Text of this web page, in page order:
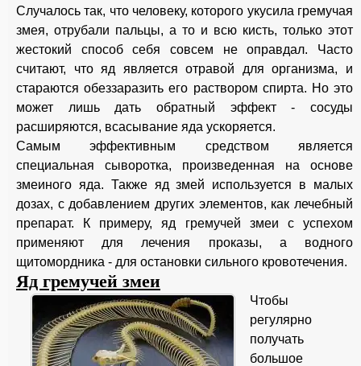
Случалось так, что человеку, которого укусила гремучая
змея, отрубали пальцы, а то и всю кисть, только этот
жестокий способ себя совсем не оправдал. Часто
считают, что яд является отравой для организма, и
стараются обеззаразить его раствором спирта. Но это
может лишь дать обратный эффект - сосуды
расширяются, всасывание яда ускоряется.
Самым эффективным средством является
специальная сыворотка, произведенная на основе
змеиного яда. Также яд змей используется в малых
дозах, с добавлением других элементов, как лечебный
препарат. К примеру, яд гремучей змеи с успехом
применяют для лечения проказы, а водного
щитомордника - для остановки сильного кровотечения.
Яд гремучей змеи
Чтобы
регулярно
получать
большое